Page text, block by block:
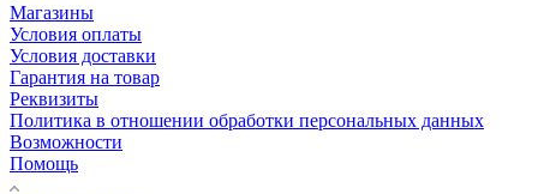
Магазины
Условия оплаты
Условия доставки
Гарантия на товар
Реквизиты
Политика в отношении обработки персональных данных
Возможности
Помощь